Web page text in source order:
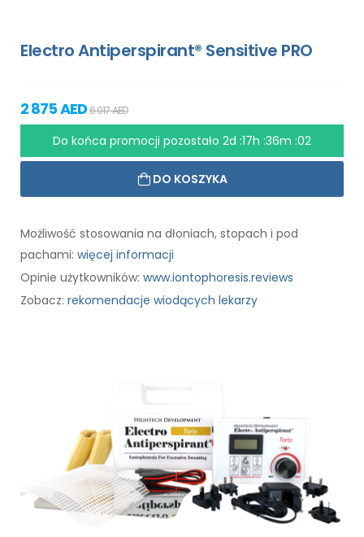
Electro Antiperspirant® Sensitive PRO
2 875 AED6 017 AED
Do końca promocji pozostało2d :17h :36m :01
DO KOSZYKA
Możliwość stosowania na dłoniach, stopach i pod
pachami: więcej informacji
Opinie użytkowników: www.iontophoresis.reviews
Zobacz: rekomendacje wiodących lekarzy